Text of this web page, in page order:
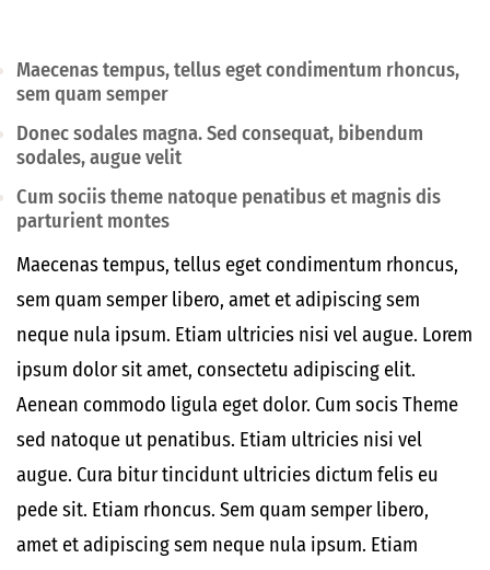
Maecenas tempus, tellus eget condimentum rhoncus,
sem quam semper
Donec sodales magna. Sed consequat, bibendum
sodales, augue velit
Cum sociis theme natoque penatibus et magnis dis
parturient montes
Maecenas tempus, tellus eget condimentum rhoncus,
sem quam semper libero, amet et adipiscing sem
neque nula ipsum. Etiam ultricies nisi vel augue. Lorem
ipsum dolor sit amet, consectetu adipiscing elit.
Aenean commodo ligula eget dolor. Cum socis Theme
sed natoque ut penatibus. Etiam ultricies nisi vel
augue. Cura bitur tincidunt ultricies dictum felis eu
pede sit. Etiam rhoncus. Sem quam semper libero,
amet et adipiscing sem neque nula ipsum. Etiam